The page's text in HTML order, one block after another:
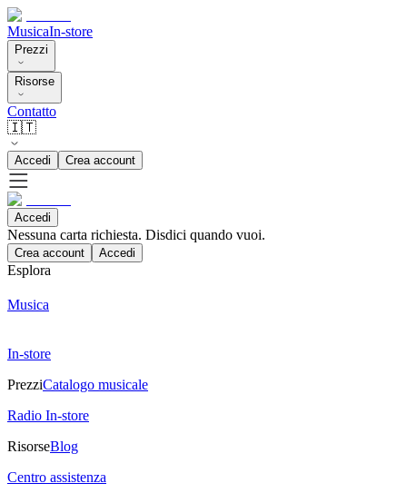
MusicaIn-store
Prezzi
Risorse
Contatto
🇮🇹
Accedi Crea account
Accedi
Nessuna carta richiesta. Disdici quando vuoi.
Crea account Accedi
Esplora
Musica
In-store
PrezziCatalogo musicale
Radio In-store
RisorseBlog
Centro assistenza